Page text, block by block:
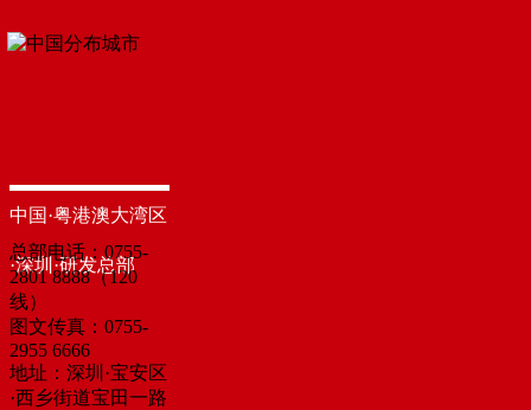
中国·粤港澳大湾区
·深圳·研发总部
总部电话：0755-
2801 8888（120
线）
图文传真：0755-
2955 6666
地址：深圳·宝安区
·西乡街道宝田一路